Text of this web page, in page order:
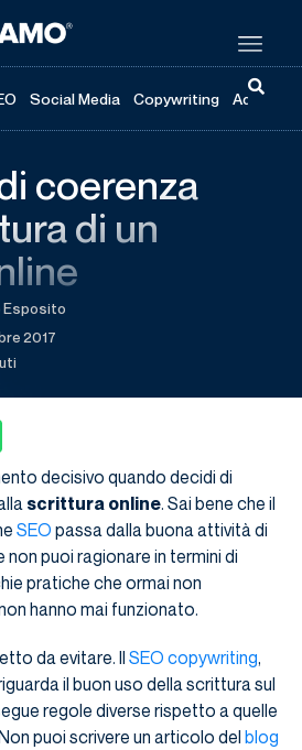
Social Media Copywriting
coerenza
di un
Esposito
2017
decisivo quando decidi di
scrittura online. Sai bene che il
SEO passa dalla buona attività di
non puoi ragionare in termini di
pratiche che ormai non
hanno mai funzionato.
da evitare. Il SEO copywriting,
il buon uso della scrittura sul
regole diverse rispetto a quelle
puoi scrivere un articolo del blog